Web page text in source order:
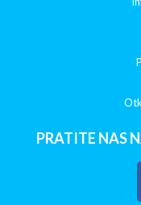
PRATITE NAS